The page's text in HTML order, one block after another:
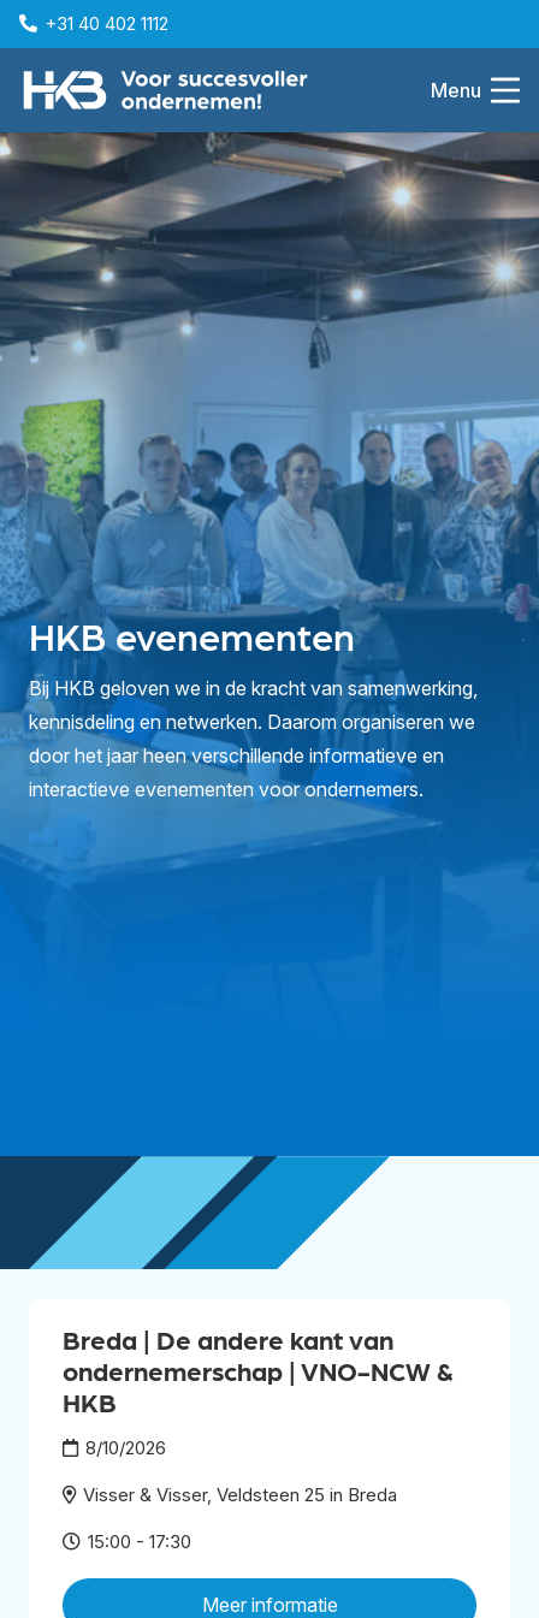
+31 40 402 1112
Menu
HKB evenementen
Bij HKB geloven we in de kracht van samenwerking,
kennisdeling en netwerken. Daarom organiseren we
door het jaar heen verschillende informatieve en
interactieve evenementen voor ondernemers.
Breda | De andere kant van
ondernemerschap | VNO-NCW &
HKB
8/10/2026
Visser & Visser, Veldsteen 25 in Breda
15:00 - 17:30
Meer informatie